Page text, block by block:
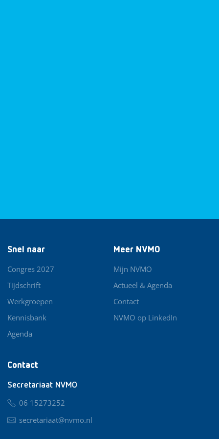
Contact
Secretariaat NVMO
06 15273252
secretariaat@nvmo.nl
Snel naar
Congres 2027
Tijdschrift
Werkgroepen
Kennisbank
Agenda
Meer NVMO
Mijn NVMO
Actueel & Agenda
Contact
NVMO op LinkedIn